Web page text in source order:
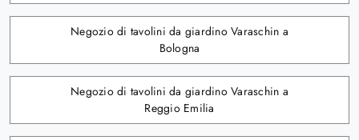
Negozio di tavolini da giardino Varaschin a
Bologna
Negozio di tavolini da giardino Varaschin a
Reggio Emilia